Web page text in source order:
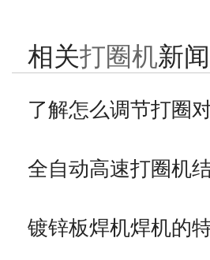
相关打圈机新闻
了解怎么调节打圈
全自动高速打圈机
镀锌板焊机焊机的